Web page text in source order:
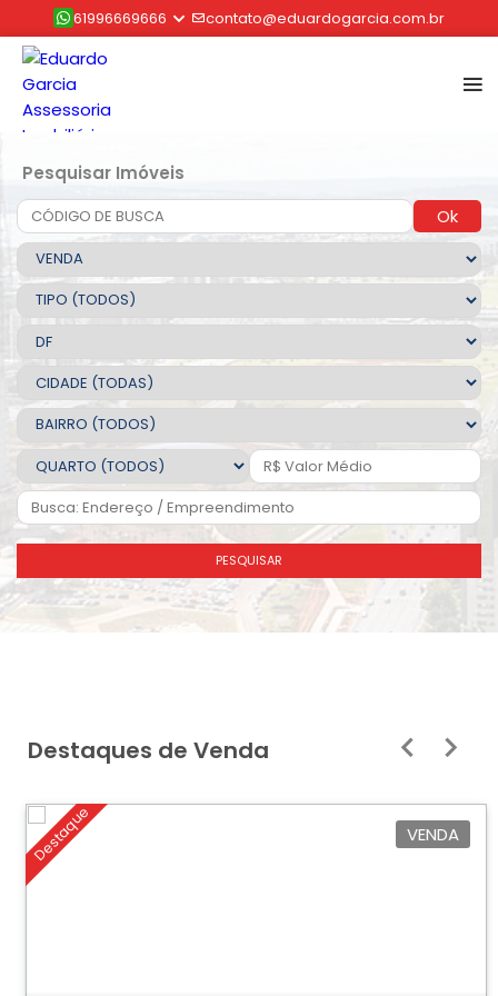
61996669666 contato@eduardogarcia.com.br
Pesquisar Imóveis
Ok
PESQUISAR
Destaques de Venda
Destaque VENDA